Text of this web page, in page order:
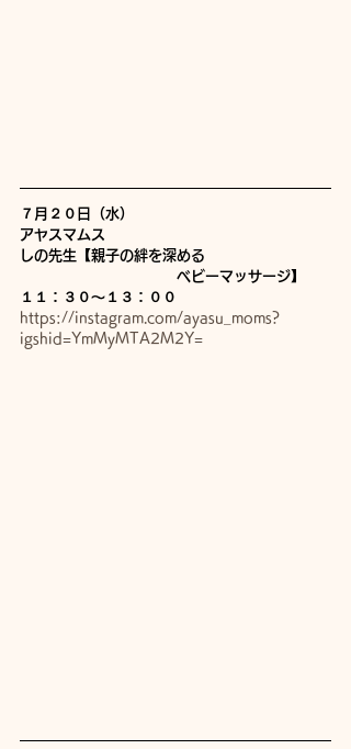
７月２０日（水）
アヤスマムス
しの先生【親子の絆を深める
ベビーマッサージ】
１１：３０〜１３：００
https://instagram.com/ayasu_moms?
igshid=YmMyMTA2M2Y=